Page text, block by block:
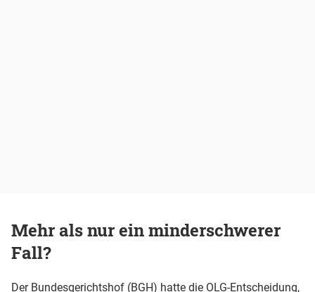
Mehr als nur ein minderschwerer
Fall?
Der Bundesgerichtshof (BGH) hatte die OLG-Entscheidung,